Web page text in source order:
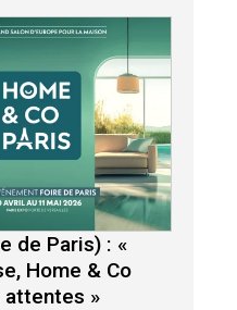
de Paris) : «
Home & Co
attentes »